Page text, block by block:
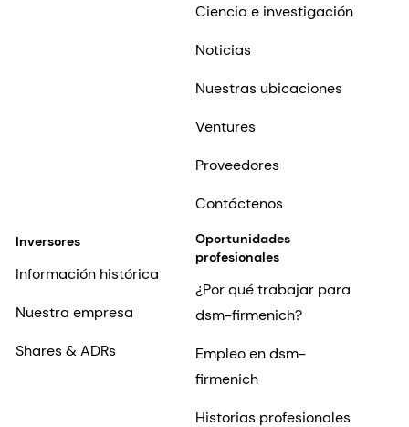
Ciencia e investigación
Noticias
Nuestras ubicaciones
Ventures
Proveedores
Contáctenos
Inversores
Información histórica
Nuestra empresa
Shares & ADRs
Oportunidades
profesionales
¿Por qué trabajar para
dsm-firmenich?
Empleo en dsm-
firmenich
Historias profesionales